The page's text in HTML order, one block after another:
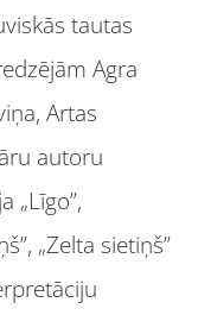
tautas
Agra
Artas
autoru
„Līgo”,
„Zelta sietiņš”